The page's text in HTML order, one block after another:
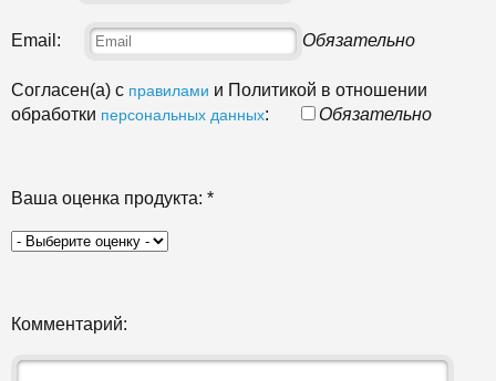
Email: Обязательно
Согласен(а) с правилами и Политикой в отношении
обработки персональных данных: Обязательно
Ваша оценка продукта: *
Комментарий: